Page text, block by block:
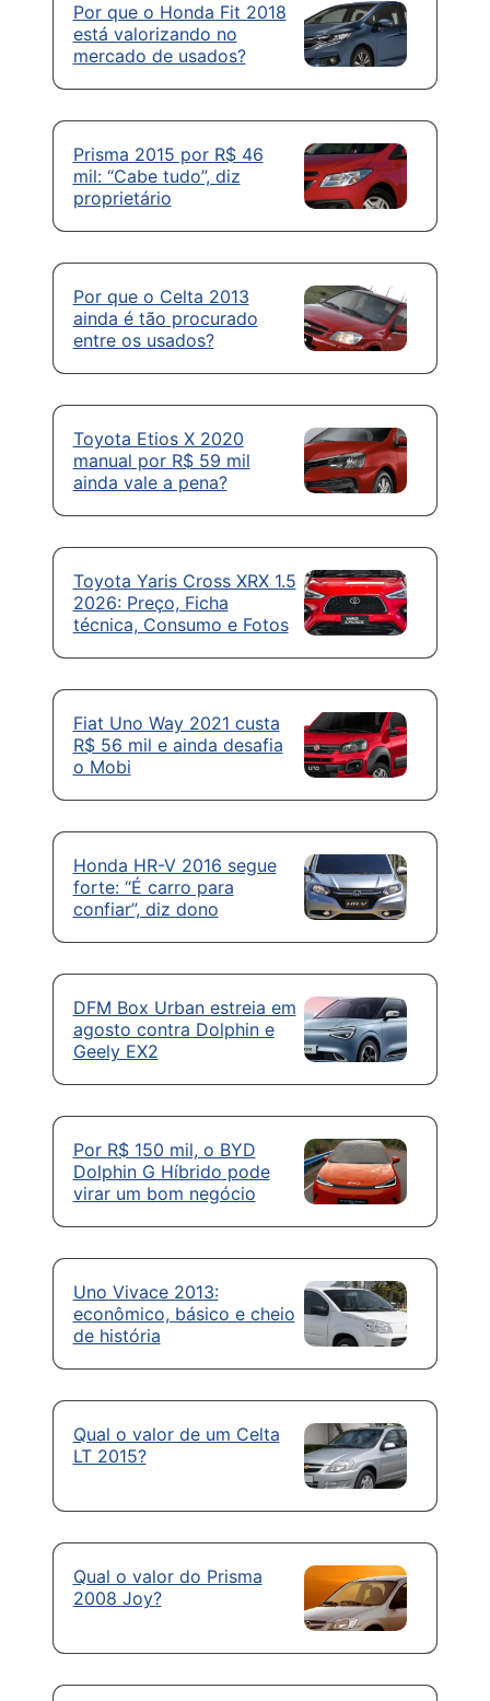
Por que o Honda Fit 2018
está valorizando no
mercado de usados?
Prisma 2015 por R$ 46
mil: “Cabe tudo”, diz
proprietário
Por que o Celta 2013
ainda é tão procurado
entre os usados?
Toyota Etios X 2020
manual por R$ 59 mil
ainda vale a pena?
Toyota Yaris Cross XRX 1.5
2026: Preço, Ficha
técnica, Consumo e Fotos
Fiat Uno Way 2021 custa
R$ 56 mil e ainda desafia
o Mobi
Honda HR-V 2016 segue
forte: “É carro para
confiar”, diz dono
DFM Box Urban estreia em
agosto contra Dolphin e
Geely EX2
Por R$ 150 mil, o BYD
Dolphin G Híbrido pode
virar um bom negócio
Uno Vivace 2013:
econômico, básico e cheio
de história
Qual o valor de um Celta
LT 2015?
Qual o valor do Prisma
2008 Joy?